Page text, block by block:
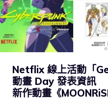
Netflix 線上活動「
動畫 Day 發表資訊
新作動畫《